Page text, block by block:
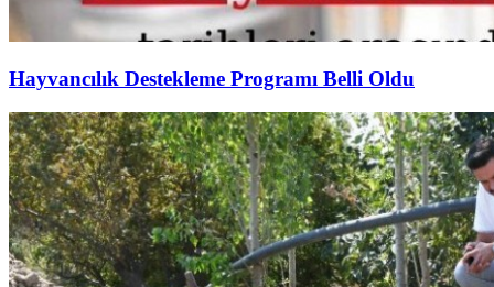
Hayvancılık Destekleme Programı Belli Oldu